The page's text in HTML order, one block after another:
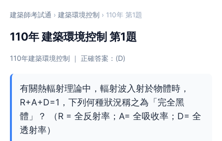
建築師考試通 › 建築環境控制 › 110年 第1題
110年 建築環境控制 第1題
110年建築環境控制 ｜ 正確答案：(D)
有關熱輻射理論中，輻射波入射於物體時，
R+A+D=1，下列何種狀況稱之為「完全黑
體」？ （R = 全反射率；A= 全吸收率；D= 全
透射率）